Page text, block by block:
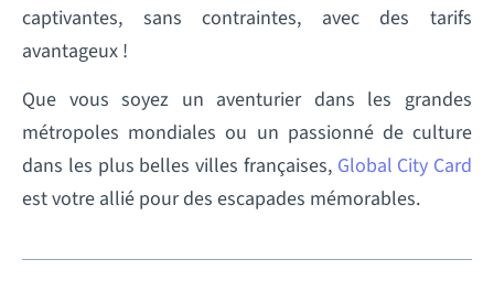
captivantes, sans contraintes, avec des tarifs
avantageux !
Que vous soyez un aventurier dans les grandes
métropoles mondiales ou un passionné de culture
dans les plus belles villes françaises, Global City Card
est votre allié pour des escapades mémorables.